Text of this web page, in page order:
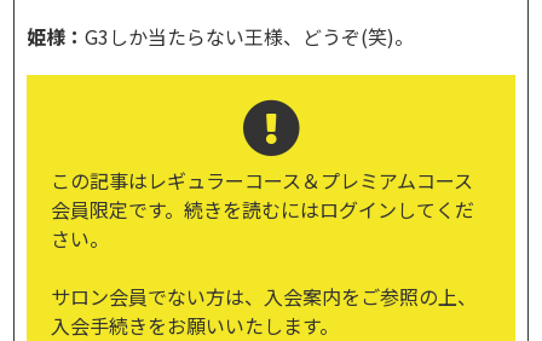
姫様：G3しか当たらない王様、どうぞ(笑)。
この記事はレギュラーコース＆プレミアムコース
会員限定です。続きを読むにはログインしてくだ
さい。
サロン会員でない方は、入会案内をご参照の上、
入会手続きをお願いいたします。